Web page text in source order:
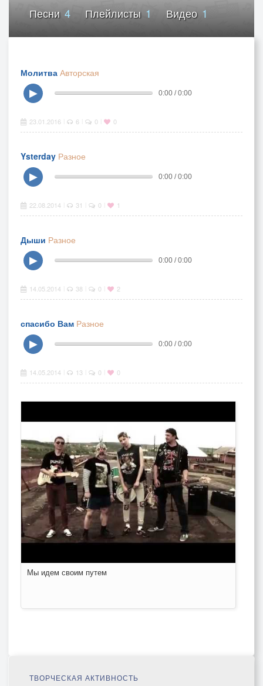
Песни 4 Плейлисты1 Видео 1
Молитва Авторская
▶
0:00 / 0:00
23.01.2016 6 0 0
Ysterday Разное
▶
0:00 / 0:00
22.08.2014 31 0 1
Дыши Разное
▶
0:00 / 0:00
14.05.2014 38 0 2
спасибо Вам Разное
▶
0:00 / 0:00
14.05.2014 13 0 0
Мы идем своим путем
ТВОРЧЕСКАЯ АКТИВНОСТЬ